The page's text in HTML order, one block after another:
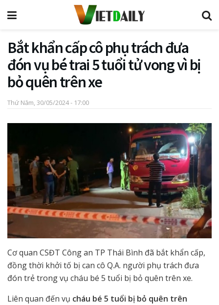
Bắt khẩn cấp cô phụ trách đưa
đón vụ bé trai 5 tuổi tử vong vì bị
bỏ quên trên xe
Thứ Năm, 30/05/2024 - 17:00
Cơ quan CSĐT Công an TP Thái Bình đã bắt khẩn cấp,
đồng thời khởi tố bị can cô Q.A. người phụ trách đưa
đón trẻ trong vụ cháu bé 5 tuổi bị bỏ quên trên xe.
Liên quan đến vụ cháu bé 5 tuổi bị bỏ quên trên